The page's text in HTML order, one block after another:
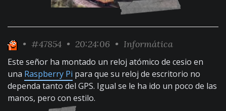
• #47854 • 20:24:06 • Informática
Este señor ha montado un reloj atómico de cesio en
una Raspberry Pi para que su reloj de escritorio no
dependa tanto del GPS. Igual se le ha ido un poco de las
manos, pero con estilo.